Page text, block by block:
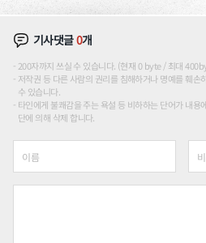
기사댓글0개
200자까지 쓰실 수 있습니다. (현재 0 byte / 최대
저작권 등 다른 사람의 권리를 침해하거나 명예를 훼손
수 있습니다.
타인에게 불쾌감을 주는 욕설 등 비하하는 단어가 내
단에 의해 삭제 합니다.